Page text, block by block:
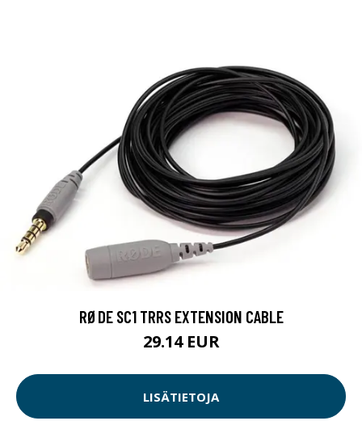
RØDE SC1 TRRS EXTENSION CABLE
29.14 EUR
LISÄTIETOJA